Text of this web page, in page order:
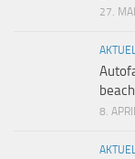
27.
8.